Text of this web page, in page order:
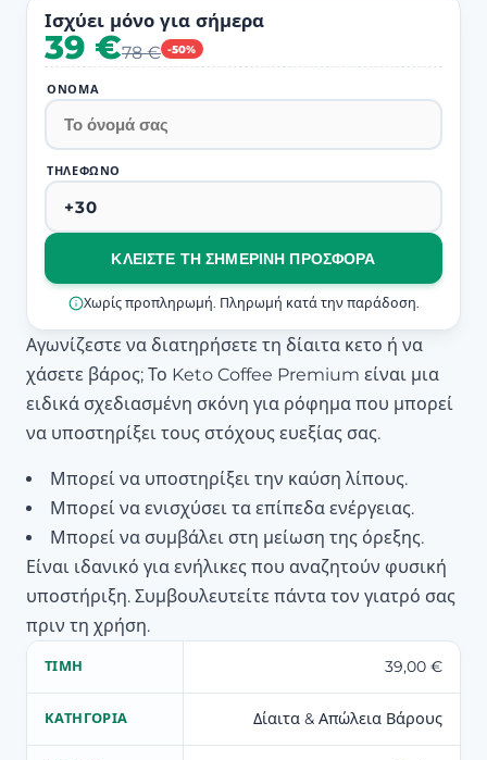
Ισχύει μόνο για σήμερα
-50%
39 €78 €
ΌΝΟΜΑ
ΤΗΛΈΦΩΝΟ
ΚΛΕΊΣΤΕ ΤΗ ΣΗΜΕΡΙΝΉ ΠΡΟΣΦΟΡΆ
Χωρίς προπληρωμή. Πληρωμή κατά την παράδοση.
Αγωνίζεστε να διατηρήσετε τη δίαιτα κετο ή να
χάσετε βάρος; Το Keto Coffee Premium είναι μια
ειδικά σχεδιασμένη σκόνη για ρόφημα που μπορεί
να υποστηρίξει τους στόχους ευεξίας σας.
Μπορεί να υποστηρίξει την καύση λίπους.
Μπορεί να ενισχύσει τα επίπεδα ενέργειας.
Μπορεί να συμβάλει στη μείωση της όρεξης.
Είναι ιδανικό για ενήλικες που αναζητούν φυσική
υποστήριξη. Συμβουλευτείτε πάντα τον γιατρό σας
πριν τη χρήση.
ΤΙΜΉ 39,00 €
ΚΑΤΗΓΟΡΊΑ Δίαιτα & Απώλεια Βάρους